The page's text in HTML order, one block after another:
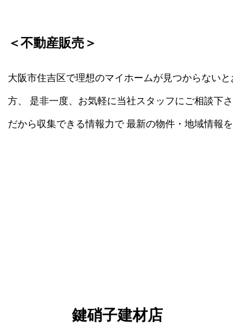
＜不動産販売＞
大阪市住吉区で理想のマイホームが見つからない
方、 是非一度、お気軽に当社スタッフにご相談下
だから収集できる情報力で 最新の物件・地域情報を
鍵硝子建材店